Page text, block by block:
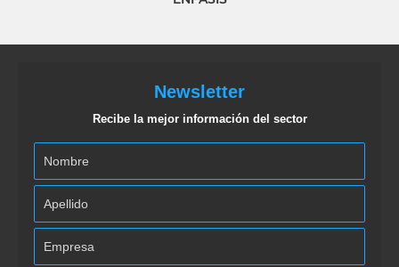
Newsletter
Recibe la mejor información del sector